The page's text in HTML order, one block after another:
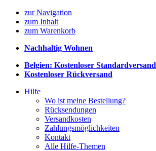
zur Navigation
zum Inhalt
zum Warenkorb
Nachhaltig Wohnen
Belgien: Kostenloser Standardversand
Kostenloser Rückversand
Hilfe
Wo ist meine Bestellung?
Rücksendungen
Versandkosten
Zahlungsmöglichkeiten
Kontakt
Alle Hilfe-Themen